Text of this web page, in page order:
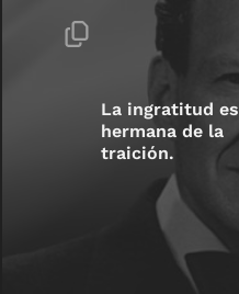
La ingratitud es
hermana de la
traición.